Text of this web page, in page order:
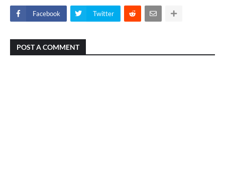
Facebook Twitter
POST A COMMENT